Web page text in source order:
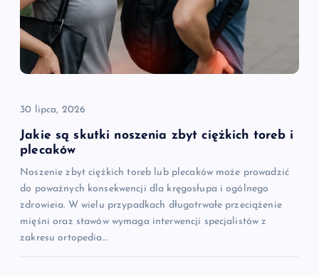
30 lipca, 2026
Jakie są skutki noszenia zbyt ciężkich toreb i
plecaków
Noszenie zbyt ciężkich toreb lub plecaków może prowadzić
do poważnych konsekwencji dla kręgosłupa i ogólnego
zdrowieia. W wielu przypadkach długotrwałe przeciążenie
mięśni oraz stawów wymaga interwencji specjalistów z
zakresu ortopedia…